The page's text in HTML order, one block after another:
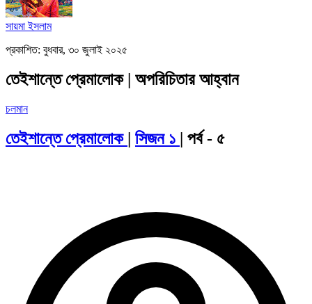
সায়মা ইসলাম
প্রকাশিত: বুধবার, ৩০ জুলাই ২০২৫
তেইশান্তে প্রেমালোক | অপরিচিতার আহ্বান
চলমান
তেইশান্তে প্রেমালোক | সিজন ১ | পর্ব - ৫